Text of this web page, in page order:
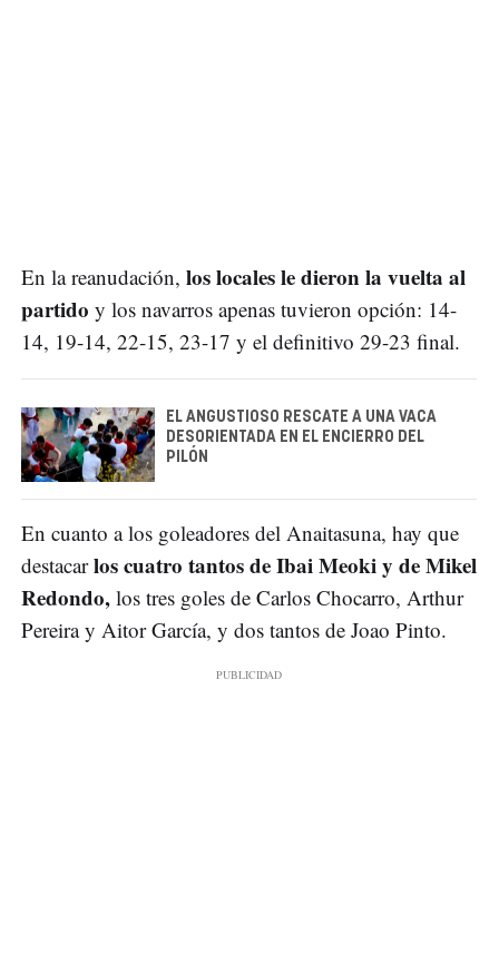
En la reanudación, los locales le dieron la vuelta al
partido y los navarros apenas tuvieron opción: 14-
14, 19-14, 22-15, 23-17 y el definitivo 29-23 final.
EL ANGUSTIOSO RESCATE A UNA VACA
DESORIENTADA EN EL ENCIERRO DEL
PILÓN
En cuanto a los goleadores del Anaitasuna, hay que
destacarlos cuatro tantos de Ibai Meoki y de Mikel
Redondo, los tres goles de Carlos Chocarro, Arthur
Pereira y Aitor García, y dos tantos de Joao Pinto.